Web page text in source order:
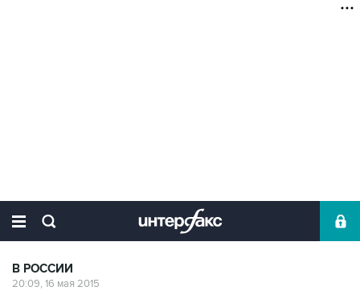
В РОССИИ
20:09, 16 мая 2015